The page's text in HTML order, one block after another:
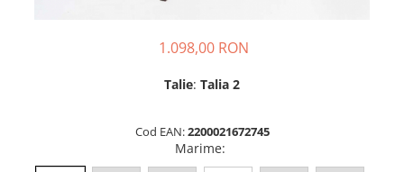
1.098,00 RON
Talie: Talia 2
Cod EAN:2200021672745
Marime: